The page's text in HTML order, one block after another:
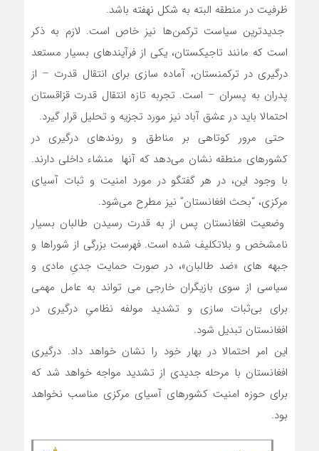
ظرفیت در منطقه البته به شکل نهفته باشد.
جدیدترین سیاست ترکمن‌ها نیز خاص است. لازم به ذکر
است که مانند تاجیکستان، یکی از فرآیندهای بسیار مستعد
درگیری در ترکمنستان، آماده سازی برای انتقال قدرت – از
پدران به پسران – است. تجربه تازه انتقال قدرت قزاقستان
احتمالا باید در عشق آباد نیز مورد تجزیه و تحلیل قرار گیرد.
حتی مرور کوتاهی بر مناطق و روندهای درگیری در
کشورهای منطقه نشان می‌دهد که آنها منشاء داخلی دارند.
با وجود این، در هر گفتگو در مورد امنیت و ثبات آسیای
مرکزی، “بحث افغانستان” نیز مطرح می‌شود.
وضعیت افغانستان پس از به قدرت رسیدن طالبان بسیار
نامشخص و بلاتکلیف شده است. فهرست بزرگی از شوراها و
جبهه های «ضد طالبان»، در صورت حمایت جدیِ مادی و
سیاسی از سوی بازیگران خارجی می تواند به عامل مهمی
برای بی‌ثبات سازی و تشدید مولفه نظامیِ درگیری در
افغانستان تبدیل شود.
این امر احتمالا در بهار خود را نشان خواهد داد. درگیری
افغانستان با مرحله جدیدی از تشدید مواجه خواهد شد که
برای حوزه امنیت کشورهای آسیای مرکزی مناسب نخواهد
بود.